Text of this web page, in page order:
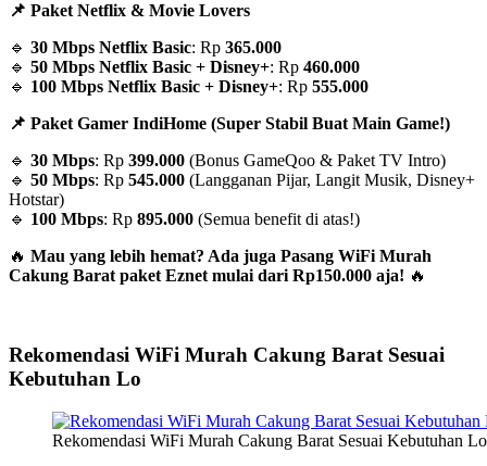
📌 Paket Netflix & Movie Lovers
🔹 30 Mbps Netflix Basic: Rp 365.000
🔹 50 Mbps Netflix Basic + Disney+: Rp 460.000
🔹 100 Mbps Netflix Basic + Disney+: Rp 555.000
📌 Paket Gamer IndiHome (Super Stabil Buat Main Game!)
🔹 30 Mbps: Rp 399.000 (Bonus GameQoo & Paket TV Intro)
🔹 50 Mbps: Rp 545.000 (Langganan Pijar, Langit Musik, Disney+
Hotstar)
🔹 100 Mbps: Rp 895.000 (Semua benefit di atas!)
🔥 Mau yang lebih hemat? Ada juga Pasang WiFi Murah
Cakung Barat paket Eznet mulai dari Rp150.000 aja! 🔥
Rekomendasi WiFi Murah Cakung Barat Sesuai
Kebutuhan Lo
Rekomendasi WiFi Murah Cakung Barat Sesuai Kebutuhan